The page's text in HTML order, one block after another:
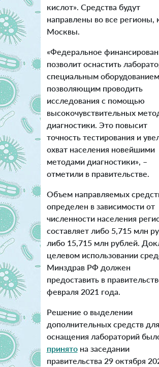
кислот». Средства будут
направлены во все регионы,
Москвы.
«Федеральное
позволит оснастить
специальным оборудованием,
позволяющим проводить
исследования с помощью
высокочувствительных
диагностики. Это повысит
точность тестирования и
охват населения новейшими
методами диагностики», –
отметили в правительстве.
Объем направляемых
определен в зависимости от
численности населения
составляет либо 5,715 млн
либо 15,715 млн рублей.
целевом использовании
Минздрав РФ должен
предоставить в
февраля 2021 года.
Решение о выделении
дополнительных средств для
оснащения лабораторий
принято на заседании
правительства 29 октября